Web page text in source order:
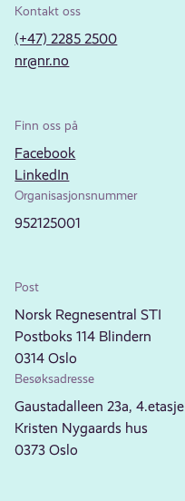
Kontakt oss
(+47) 2285 2500
nr@nr.no
Finn oss på
Facebook
LinkedIn
Organisasjonsnummer
952125001
Post
Norsk Regnesentral STI
Postboks 114 Blindern
0314 Oslo
Besøksadresse
Gaustadalleen 23a, 4.etasje
Kristen Nygaards hus
0373 Oslo